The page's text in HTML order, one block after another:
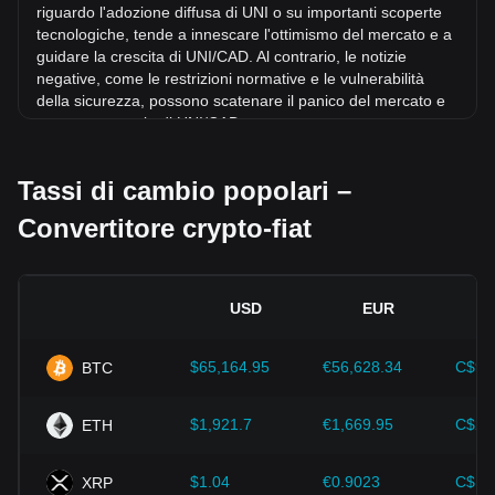
riguardo l'adozione diffusa di UNI o su importanti scoperte
tecnologiche, tende a innescare l'ottimismo del mercato e a
guidare la crescita di UNI/CAD. Al contrario, le notizie
negative, come le restrizioni normative e le vulnerabilità
della sicurezza, possono scatenare il panico del mercato e
portare a un calo di UNI/CAD.
governative relative alle criptovalute hanno un impatto
diretto sulla loro accettazione, che a sua volta ne determina
il valore rispetto alle valute tradizionali come il dollaro
politiche normative vaghe o troppo severe possono
valore.
emissione della valuta fiat, come i tassi di inflazione, i tassi
svolgono un ruolo cruciale nel determinare il valore della
valuta fiat e influenzano indirettamente il tasso di cambio
Tassi di cambio popolari –
Convertitore crypto-fiat
USD EUR
BTC $65,164.95 €56,628.34
ETH $1,921.7 €1,669.95
XRP $1.04 €0.9023